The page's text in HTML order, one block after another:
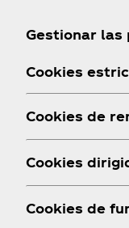
Gestionar las
Cookies
Cookies de
Cookies
Cookies de